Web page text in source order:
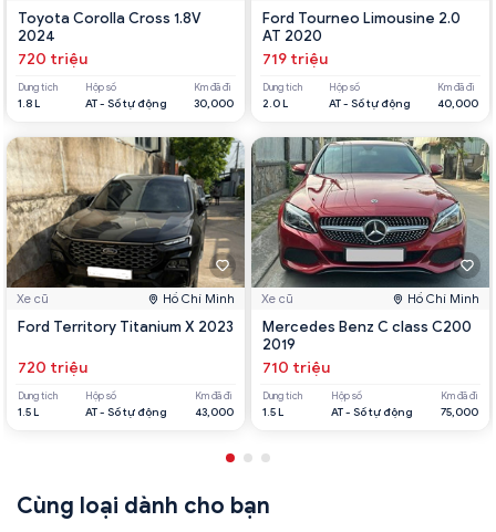
Toyota Corolla Cross 1.8V
2024
720 triệu
Dung tích
1.8 L
Hộp số
AT - Số tự động
Km đã đi
30,000
Xe cũ Hồ Chí Minh
Ford Territory Titanium X 2023
720 triệu
Dung tích
1.5 L
Hộp số
AT - Số tự động
Km đã đi
43,000
Ford Tourneo Limousine 2.0
AT 2020
719 triệu
Dung tích
2.0 L
Hộp số
AT - Số tự động
Km đã đi
40,000
Xe cũ Hồ Chí Minh
Mercedes Benz C class C200
2019
710 triệu
Dung tích
1.5 L
Hộp số
AT - Số tự động
Km đã đi
75,000
Cùng loại dành cho bạn